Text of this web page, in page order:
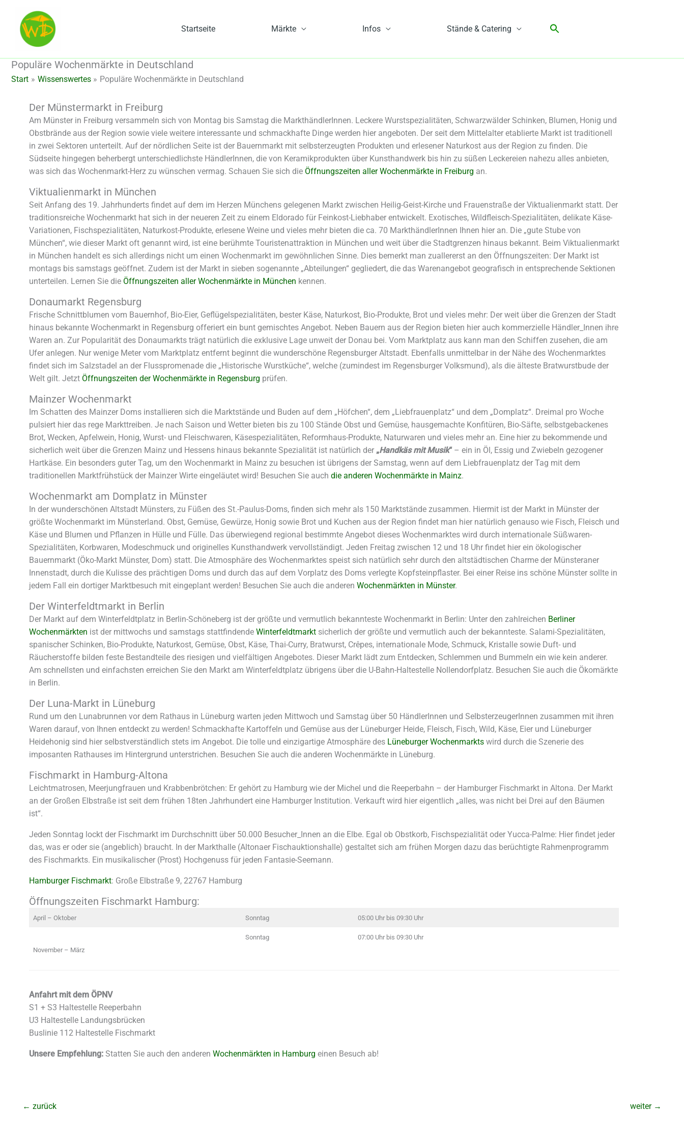
springen
Startseite Märkte Infos Stände & Catering
Populäre Wochenmärkte in Deutschland
Start Wissenswertes Populäre Wochenmärkte in Deutschland
Der Münstermarkt in Freiburg
Am Münster in Freiburg versammeln sich von Montag bis Samstag die MarkthändlerInnen. Leckere Wurstspezialitäten, Schwarzwälder Schinken, Blumen, Honig und
Obstbrände aus der Region sowie viele weitere interessante und schmackhafte Dinge werden hier angeboten. Der seit dem Mittelalter etablierte Markt ist traditionell
in zwei Sektoren unterteilt. Auf der nördlichen Seite ist der Bauernmarkt mit selbsterzeugten Produkten und erlesener Naturkost aus der Region zu finden. Die
Südseite hingegen beherbergt unterschiedlichste HändlerInnen, die von Keramikprodukten über Kunsthandwerk bis hin zu süßen Leckereien nahezu alles anbieten,
was sich das Wochenmarkt-Herz zu wünschen vermag. Schauen Sie sich die Öffnungszeiten aller Wochenmärkte in Freiburg an.
Viktualienmarkt in München
Seit Anfang des 19. Jahrhunderts findet auf dem im Herzen Münchens gelegenen Markt zwischen Heilig-Geist-Kirche und Frauenstraße der Viktualienmarkt statt. Der
traditionsreiche Wochenmarkt hat sich in der neueren Zeit zu einem Eldorado für Feinkost-Liebhaber entwickelt. Exotisches, Wildfleisch-Spezialitäten, delikate Käse-
Variationen, Fischspezialitäten, Naturkost-Produkte, erlesene Weine und vieles mehr bieten die ca. 70 MarkthändlerInnen Ihnen hier an. Die „gute Stube von
München“, wie dieser Markt oft genannt wird, ist eine berühmte Touristenattraktion in München und weit über die Stadtgrenzen hinaus bekannt. Beim Viktualienmarkt
in München handelt es sich allerdings nicht um einen Wochenmarkt im gewöhnlichen Sinne. Dies bemerkt man zuallererst an den Öffnungszeiten: Der Markt ist
montags bis samstags geöffnet. Zudem ist der Markt in sieben sogenannte „Abteilungen“ gegliedert, die das Warenangebot geografisch in entsprechende Sektionen
unterteilen. Lernen Sie die Öffnungszeiten aller Wochenmärkte in München kennen.
Donaumarkt Regensburg
Frische Schnittblumen vom Bauernhof, Bio-Eier, Geflügelspezialitäten, bester Käse, Naturkost, Bio-Produkte, Brot und vieles mehr: Der weit über die Grenzen der Stadt
hinaus bekannte Wochenmarkt in Regensburg offeriert ein bunt gemischtes Angebot. Neben Bauern aus der Region bieten hier auch kommerzielle Händler_Innen ihre
Waren an. Zur Popularität des Donaumarkts trägt natürlich die exklusive Lage unweit der Donau bei. Vom Marktplatz aus kann man den Schiffen zusehen, die am
Ufer anlegen. Nur wenige Meter vom Marktplatz entfernt beginnt die wunderschöne Regensburger Altstadt. Ebenfalls unmittelbar in der Nähe des Wochenmarktes
findet sich im Salzstadel an der Flusspromenade die „Historische Wurstküche“, welche (zumindest im Regensburger Volksmund), als die älteste Bratwurstbude der
Welt gilt. Jetzt Öffnungszeiten der Wochenmärkte in Regensburg prüfen.
Mainzer Wochenmarkt
Im Schatten des Mainzer Doms installieren sich die Marktstände und Buden auf dem „Höfchen“, dem „Liebfrauenplatz“ und dem „Domplatz“. Dreimal pro Woche
pulsiert hier das rege Markttreiben. Je nach Saison und Wetter bieten bis zu 100 Stände Obst und Gemüse, hausgemachte Konfitüren, Bio-Säfte, selbstgebackenes
Brot, Wecken, Apfelwein, Honig, Wurst- und Fleischwaren, Käsespezialitäten, Reformhaus-Produkte, Naturwaren und vieles mehr an. Eine hier zu bekommende und
sicherlich weit über die Grenzen Mainz und Hessens hinaus bekannte Spezialität ist natürlich der „Handkäs mit Musik“ – ein in Öl, Essig und Zwiebeln gezogener
Hartkäse. Ein besonders guter Tag, um den Wochenmarkt in Mainz zu besuchen ist übrigens der Samstag, wenn auf dem Liebfrauenplatz der Tag mit dem
traditionellen Marktfrühstück der Mainzer Wirte eingeläutet wird! Besuchen Sie auch die anderen Wochenmärkte in Mainz.
Wochenmarkt am Domplatz in Münster
In der wunderschönen Altstadt Münsters, zu Füßen des St.-Paulus-Doms, finden sich mehr als 150 Marktstände zusammen. Hiermit ist der Markt in Münster der
größte Wochenmarkt im Münsterland. Obst, Gemüse, Gewürze, Honig sowie Brot und Kuchen aus der Region findet man hier natürlich genauso wie Fisch, Fleisch und
Käse und Blumen und Pflanzen in Hülle und Fülle. Das überwiegend regional bestimmte Angebot dieses Wochenmarktes wird durch internationale Süßwaren-
Spezialitäten, Korbwaren, Modeschmuck und originelles Kunsthandwerk vervollständigt. Jeden Freitag zwischen 12 und 18 Uhr findet hier ein ökologischer
Bauernmarkt (Öko-Markt Münster, Dom) statt. Die Atmosphäre des Wochenmarktes speist sich natürlich sehr durch den altstädtischen Charme der Münsteraner
Innenstadt, durch die Kulisse des prächtigen Doms und durch das auf dem Vorplatz des Doms verlegte Kopfsteinpflaster. Bei einer Reise ins schöne Münster sollte in
jedem Fall ein dortiger Marktbesuch mit eingeplant werden! Besuchen Sie auch die anderen Wochenmärkten in Münster.
Der Winterfeldtmarkt in Berlin
Der Markt auf dem Winterfeldtplatz in Berlin-Schöneberg ist der größte und vermutlich bekannteste Wochenmarkt in Berlin: Unter den zahlreichen Berliner
Wochenmärkten ist der mittwochs und samstags stattfindende Winterfeldtmarkt sicherlich der größte und vermutlich auch der bekannteste. Salami-Spezialitäten,
spanischer Schinken, Bio-Produkte, Naturkost, Gemüse, Obst, Käse, Thai-Curry, Bratwurst, Crêpes, internationale Mode, Schmuck, Kristalle sowie Duft- und
Räucherstoffe bilden feste Bestandteile des riesigen und vielfältigen Angebotes. Dieser Markt lädt zum Entdecken, Schlemmen und Bummeln ein wie kein anderer.
Am schnellsten und einfachsten erreichen Sie den Markt am Winterfeldtplatz übrigens über die U-Bahn-Haltestelle Nollendorfplatz. Besuchen Sie auch die Ökomärkte
in Berlin.
Der Luna-Markt in Lüneburg
Rund um den Lunabrunnen vor dem Rathaus in Lüneburg warten jeden Mittwoch und Samstag über 50 HändlerInnen und SelbsterzeugerInnen zusammen mit ihren
Waren darauf, von Ihnen entdeckt zu werden! Schmackhafte Kartoffeln und Gemüse aus der Lüneburger Heide, Fleisch, Fisch, Wild, Käse, Eier und Lüneburger
Heidehonig sind hier selbstverständlich stets im Angebot. Die tolle und einzigartige Atmosphäre des Lüneburger Wochenmarkts wird durch die Szenerie des
imposanten Rathauses im Hintergrund unterstrichen. Besuchen Sie auch die anderen Wochenmärkte in Lüneburg.
Fischmarkt in Hamburg-Altona
Leichtmatrosen, Meerjungfrauen und Krabbenbrötchen: Er gehört zu Hamburg wie der Michel und die Reeperbahn – der Hamburger Fischmarkt in Altona. Der Markt
an der Großen Elbstraße ist seit dem frühen 18ten Jahrhundert eine Hamburger Institution. Verkauft wird hier eigentlich „alles, was nicht bei Drei auf den Bäumen
ist“.
Jeden Sonntag lockt der Fischmarkt im Durchschnitt über 50.000 Besucher_Innen an die Elbe. Egal ob Obstkorb, Fischspezialität oder Yucca-Palme: Hier findet jeder
das, was er oder sie (angeblich) braucht. In der Markthalle (Altonaer Fischauktionshalle) gestaltet sich am frühen Morgen dazu das berüchtigte Rahmenprogramm
des Fischmarkts. Ein musikalischer (Prost) Hochgenuss für jeden Fantasie-Seemann.
Hamburger Fischmarkt: Große Elbstraße 9, 22767 Hamburg
Öffnungszeiten Fischmarkt Hamburg:
April – Oktober Sonntag 05:00 Uhr bis 09:30 Uhr
November – März
Sonntag 07:00 Uhr bis 09:30 Uhr
Anfahrt mit dem ÖPNV
S1 + S3 Haltestelle Reeperbahn
U3 Haltestelle Landungsbrücken
Buslinie 112 Haltestelle Fischmarkt
Unsere Empfehlung: Statten Sie auch den anderen Wochenmärkten in Hamburg einen Besuch ab!
← zurück weiter →